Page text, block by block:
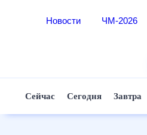
Новости ЧМ-2026
Сейчас Сегодня Завтра